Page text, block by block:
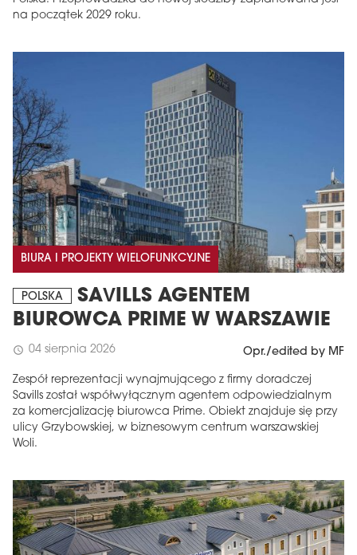
na początek 2029 roku.
BIURA I PROJEKTY WIELOFUNKCYJNE
POLSKA
SAVILLS AGENTEM
BIUROWCA PRIME W WARSZAWIE
schedule 04 sierpnia 2026 Opr./edited by MF
Zespół reprezentacji wynajmującego z firmy doradczej
Savills został współwyłącznym agentem odpowiedzialnym
za komercjalizację biurowca Prime. Obiekt znajduje się przy
ulicy Grzybowskiej, w biznesowym centrum warszawskiej
Woli.